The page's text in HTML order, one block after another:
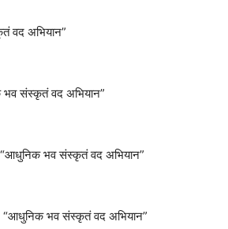
वद अभियान”
भव संस्कृतं वद अभियान”
भव संस्कृतं वद अभियान”
“आधुनिक भव संस्कृतं वद अभियान”